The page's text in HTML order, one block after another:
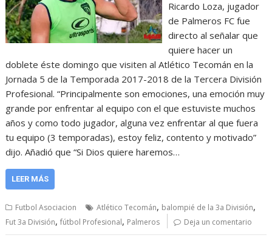
Ricardo Loza, jugador
de Palmeros FC fue
directo al señalar que
quiere hacer un
doblete éste domingo que visiten al Atlético Tecomán en la
Jornada 5 de la Temporada 2017-2018 de la Tercera División
Profesional. “Principalmente son emociones, una emoción muy
grande por enfrentar al equipo con el que estuviste muchos
años y como todo jugador, alguna vez enfrentar al que fuera
tu equipo (3 temporadas), estoy feliz, contento y motivado”
dijo. Añadió que “Si Dios quiere haremos…
LEER MÁS
Futbol Asociacion Atlético Tecomán, balompié de la 3a División,
Fut 3a División,fútbol Profesional, Palmeros Deja un comentario